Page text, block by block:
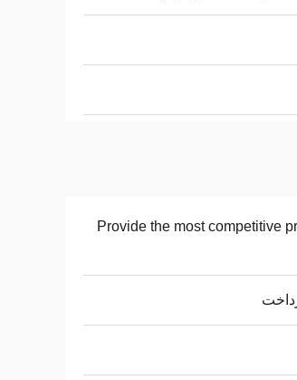
Provide the most competitive